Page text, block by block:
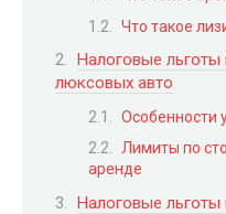
Что такое
Налоговые
люксовых авто
Особенности
Лимиты по
аренде
Налоговые льготы